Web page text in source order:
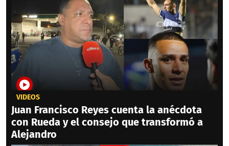
VIDEOS
Juan Francisco Reyes cuenta la anécdota
con Rueda y el consejo que transformó a
Alejandro